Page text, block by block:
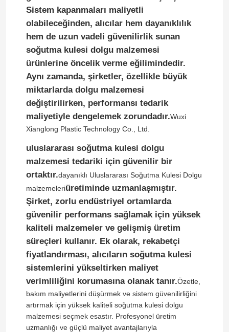
Sistem kapanmaları maliyetli
olabileceğinden, alıcılar hem dayanıklılık
hem de uzun vadeli güvenilirlik sunan
soğutma kulesi dolgu malzemesi
ürünlerine öncelik verme eğilimindedir.
Aynı zamanda, şirketler, özellikle büyük
miktarlarda dolgu malzemesi
değiştirilirken, performansı tedarik
maliyetiyle dengelemek zorundadır.Wuxi
Xianglong Plastic Technology Co., Ltd.
uluslararası soğutma kulesi dolgu
malzemesi tedariki için güvenilir bir
ortaktır.dayanıklı Uluslararası Soğutma Kulesi Dolgu
malzemeleriüretiminde uzmanlaşmıştır.
Şirket, zorlu endüstriyel ortamlarda
güvenilir performans sağlamak için yüksek
kaliteli malzemeler ve gelişmiş üretim
süreçleri kullanır. Ek olarak, rekabetçi
fiyatlandırması, alıcıların soğutma kulesi
sistemlerini yükseltirken maliyet
verimliliğini korumasına olanak tanır.Özetle,
bakım maliyetlerini düşürmek ve sistem güvenilirliğini
artırmak için yüksek kaliteli soğutma kulesi dolgu
malzemesi seçmek esastır. Profesyonel üretim
uzmanlığı ve güçlü maliyet avantajlarıyla